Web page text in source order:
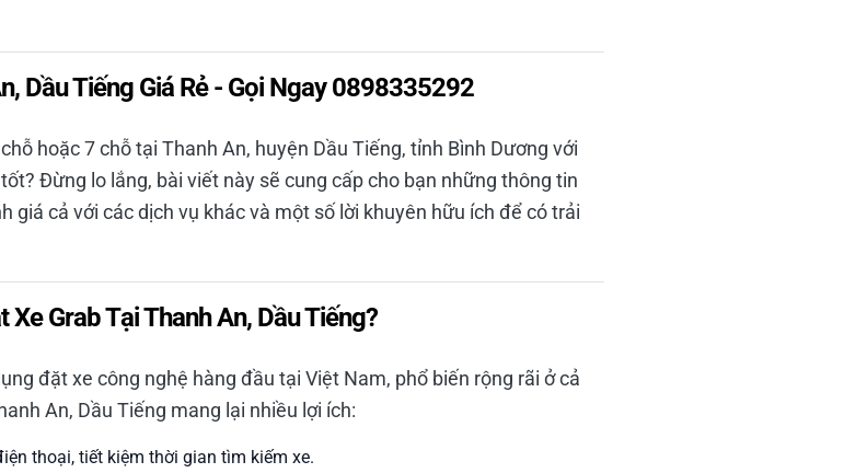
Dầu Tiếng Giá Rẻ - Gọi Ngay 0898335292
hoặc 7 chỗ tại Thanh An, huyện Dầu Tiếng, tỉnh Bình Dương với
Đừng lo lắng, bài viết này sẽ cung cấp cho bạn những thông tin
giá cả với các dịch vụ khác và một số lời khuyên hữu ích để có trải
Grab Tại Thanh An, Dầu Tiếng?
đặt xe công nghệ hàng đầu tại Việt Nam, phổ biến rộng rãi ở cả
An, Dầu Tiếng mang lại nhiều lợi ích:
thoại, tiết kiệm thời gian tìm kiếm xe.